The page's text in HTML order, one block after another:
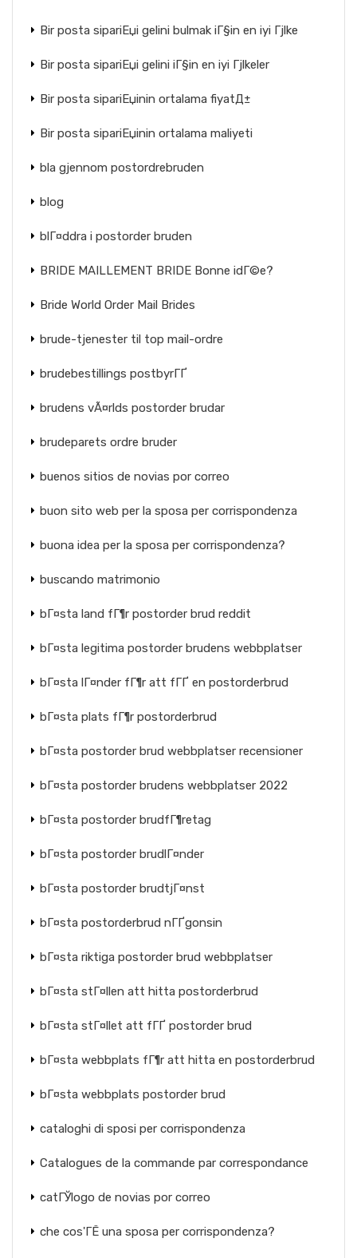
Bir posta sipariЕџi gelini bulmak iГ§in en iyi Гјlke
Bir posta sipariЕџi gelini iГ§in en iyi Гјlkeler
Bir posta sipariЕџinin ortalama fiyatД±
Bir posta sipariЕџinin ortalama maliyeti
bla gjennom postordrebruden
blog
blГ¤ddra i postorder bruden
BRIDE MAILLEMENT BRIDE Bonne idГ©e?
Bride World Order Mail Brides
brude-tjenester til top mail-ordre
brudebestillings postbyrГҐ
brudens vÃ¤rlds postorder brudar
brudeparets ordre bruder
buenos sitios de novias por correo
buon sito web per la sposa per corrispondenza
buona idea per la sposa per corrispondenza?
buscando matrimonio
bГ¤sta land fГ¶r postorder brud reddit
bГ¤sta legitima postorder brudens webbplatser
bГ¤sta lГ¤nder fГ¶r att fГҐ en postorderbrud
bГ¤sta plats fГ¶r postorderbrud
bГ¤sta postorder brud webbplatser recensioner
bГ¤sta postorder brudens webbplatser 2022
bГ¤sta postorder brudfГ¶retag
bГ¤sta postorder brudlГ¤nder
bГ¤sta postorder brudtjГ¤nst
bГ¤sta postorderbrud nГҐgonsin
bГ¤sta riktiga postorder brud webbplatser
bГ¤sta stГ¤llen att hitta postorderbrud
bГ¤sta stГ¤llet att fГҐ postorder brud
bГ¤sta webbplats fГ¶r att hitta en postorderbrud
bГ¤sta webbplats postorder brud
cataloghi di sposi per corrispondenza
Catalogues de la commande par correspondance
catГЎlogo de novias por correo
che cos'ГЁ una sposa per corrispondenza?